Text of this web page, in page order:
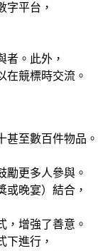
字平台，
者。此外，
在競標時交流。
甚至數百件物品。
勵更多人參與。
或晚宴）結合，
，增強了善意。
下進行，